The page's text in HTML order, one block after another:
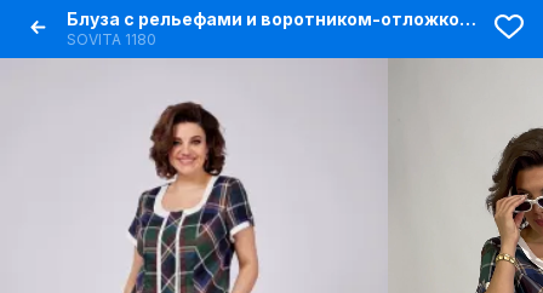
Блуза с рельефами и воротником-отложкой из текстиля
SOVITA 1180